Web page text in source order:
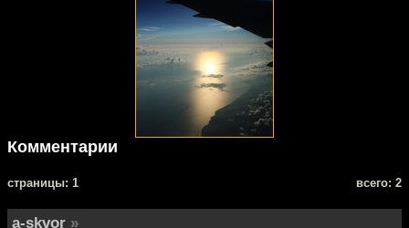
Комментарии
cтраницы: 1 всего: 2
a-skvor »